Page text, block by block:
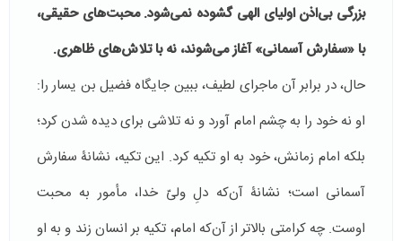
بزرگی بی‌اذن اولیای الهی گشوده نمی‌شود. محبت‌های حقیقی،
با «سفارش آسمانی» آغاز می‌شوند، نه با تلاش‌های ظاهری.
حال، در برابر آن ماجرای لطیف، ببین جایگاه فضیل بن یسار را:
او نه خود را به چشم امام آورد و نه تلاشی برای دیده شدن کرد؛
بلکه امام زمانش، خود به او تکیه کرد. این تکیه، نشانۀ سفارش
آسمانی است؛ نشانۀ آن‌که دلِ ولیّ خدا، مأمور به محبت
اوست. چه کرامتی بالاتر از آن‌که امام، تکیه بر انسان زند و به او